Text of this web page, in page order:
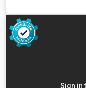
8115 Radlader * Bj:
* hydr.
Crsdpeznr Ndsfx
Whatsapp * Angaben
vorbehalten.